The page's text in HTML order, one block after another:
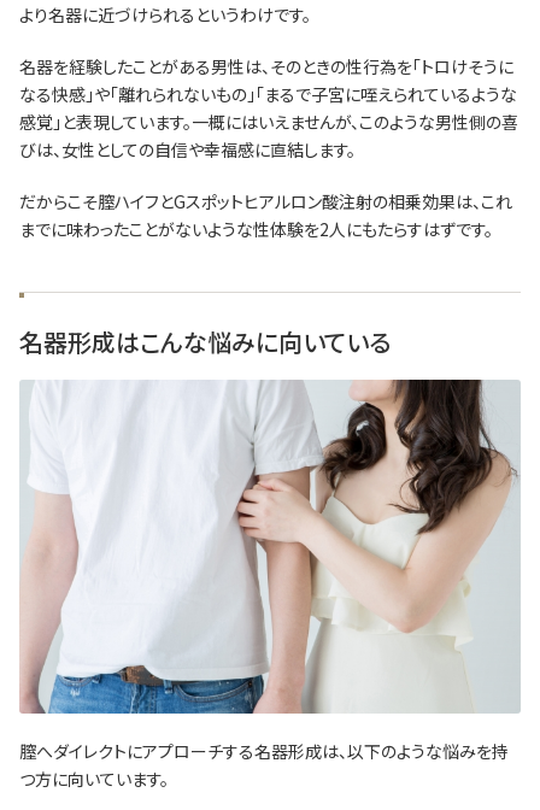
より名器に近づけられるというわけです。
名器を経験したことがある男性は、そのときの性行為を「トロけそうに
なる快感」や「離れられないもの」「まるで子宮に咥えられているような
感覚」と表現しています。一概にはいえませんが、このような男性側の喜
びは、女性としての自信や幸福感に直結します。
だからこそ膣ハイフとGスポットヒアルロン酸注射の相乗効果は、これ
までに味わったことがないような性体験を2人にもたらすはずです。
名器形成はこんな悩みに向いている
膣へダイレクトにアプローチする名器形成は、以下のような悩みを持
つ方に向いています。